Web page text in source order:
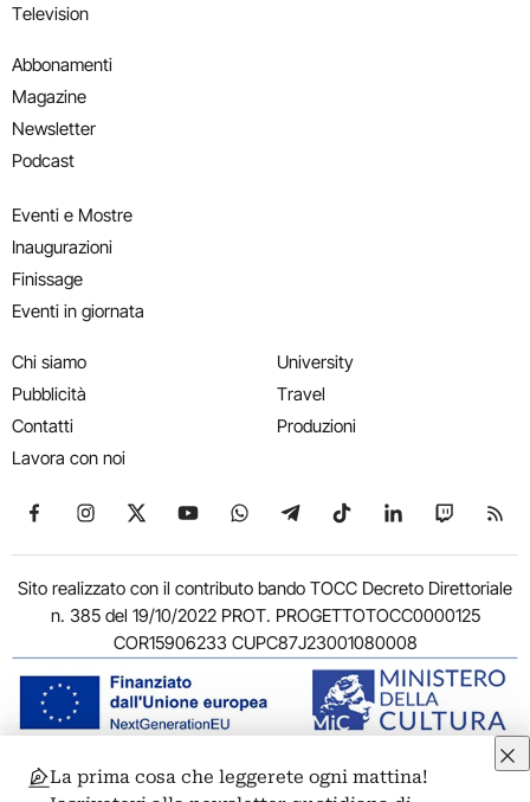
Television
Abbonamenti
Magazine
Newsletter
Podcast
Eventi e Mostre
Inaugurazioni
Finissage
Eventi in giornata
Chi siamo
Pubblicità
Contatti
Lavora con noi
University
Travel
Produzioni
Seguici su Facebook
Seguici su Instagram
Seguici su X
Seguici su YouTube
Seguici su WhatsApp
Seguici su Telegram
Seguici su TikTok
Seguici su
Seguici
Sito realizzato con il contributo bando TOCC Decreto Direttoriale
n. 385 del 19/10/2022 PROT. PROGETTOTOCC0000125
COR15906233 CUPC87J23001080008
© 2011-2026 ARTRIBUNE srl – Corso Vittorio Emanuele II, 287 –
La prima cosa che leggerete ogni mattina!